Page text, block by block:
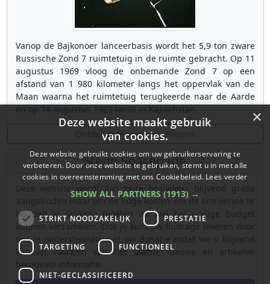
Vanop de Bajkonoer lanceerbasis wordt het 5,9 ton zware
Russische Zond 7 ruimtetuig in de ruimte gebracht. Op 11
augustus 1969 vloog de onbemande Zond 7 op een
afstand van 1 980 kilometer langs het oppervlak van de
Maan waarna het ruimtetuig terugkeerde naar de Aarde
Ontdek meer gebeurtenissen
Steun Spacepage
Deze website wordt aan onze bezoekers blijvend gratis
aangeboden maar om de hoge kosten om de site online te
houden te drukken moeten we wel het nodige budget
kunnen verzamelen. Ook jij kunt uw bijdrage leveren door
ons te ondersteunen met uw donatie zodat we u blijvend
kunnen voorzien van het laatste nieuws en artikelen
×
Deze website maakt gebruik
van cookies.
Deze website gebruikt cookies om uw gebruikerservaring te
verbeteren. Door onze website te gebruiken, stemt u in met alle
cookies in overeenstemming met ons Cookiebeleid. Lees verder
SHOW ALL PARTNERS (1913) →
STRIKT NOODZAKELIJK PRESTATIE
TARGETING FUNCTIONEEL
NIET-GECLASSIFICEERD